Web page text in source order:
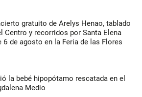
gratuito de Arelys Henao, tablado
Centro y recorridos por Santa Elena
6 de agosto en la Feria de las Flores
la bebé hipopótamo rescatada en el
Medio